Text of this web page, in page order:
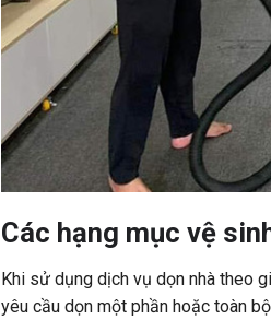
Các hạng mục vệ
Khi sử dụng dịch vụ dọn nhà theo
yêu cầu dọn một phần hoặc toàn